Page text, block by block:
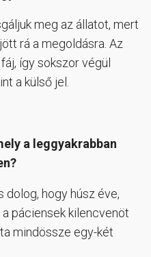
meg az állatot, mert
rá a megoldásra. Az
így sokszor végül
a külső jel.
a leggyakrabban
dolog, hogy húsz éve,
páciensek kilencvenöt
mindössze egy-két